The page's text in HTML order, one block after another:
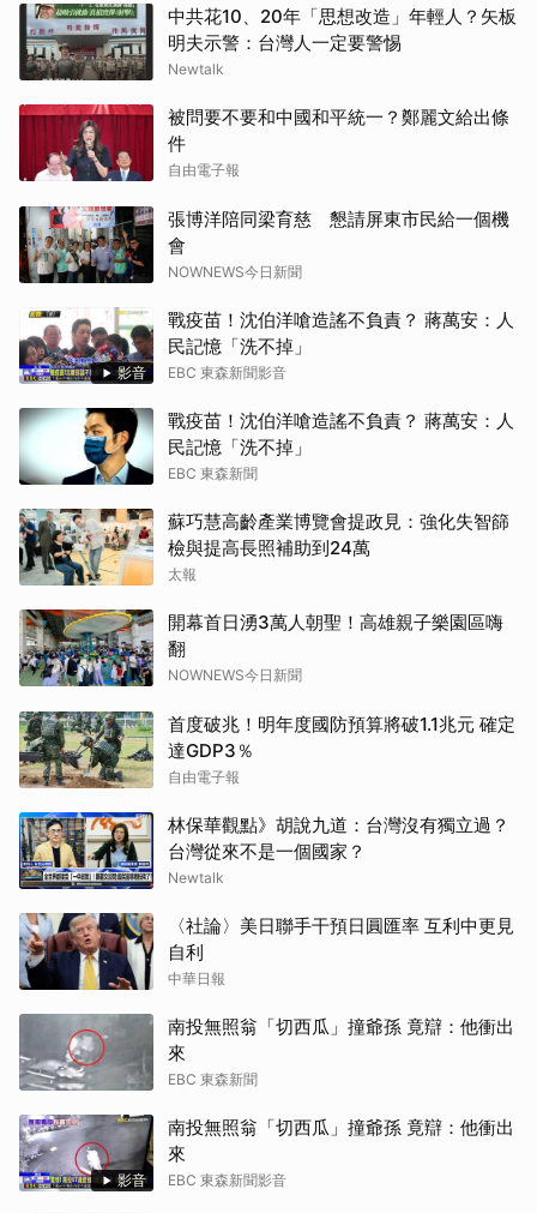
中共花10、20年「思想改造」年輕人？矢板
明夫示警：台灣人一定要警惕
Newtalk
被問要不要和中國和平統一？鄭麗文給出條
件
自由電子報
張博洋陪同梁育慈 懇請屏東市民給一個機
會
NOWNEWS今日新聞
影音
戰疫苗！沈伯洋嗆造謠不負責？ 蔣萬安：人
民記憶「洗不掉」
EBC 東森新聞影音
戰疫苗！沈伯洋嗆造謠不負責？ 蔣萬安：人
民記憶「洗不掉」
EBC 東森新聞
蘇巧慧高齡產業博覽會提政見：強化失智篩
檢與提高長照補助到24萬
太報
開幕首日湧3萬人朝聖！高雄親子樂園區嗨
翻
NOWNEWS今日新聞
首度破兆！明年度國防預算將破1.1兆元 確定
達GDP3％
自由電子報
林保華觀點》胡說九道：台灣沒有獨立過？
台灣從來不是一個國家？
Newtalk
〈社論〉美日聯手干預日圓匯率 互利中更見
自利
中華日報
南投無照翁「切西瓜」撞爺孫 竟辯：他衝出
來
EBC 東森新聞
影音
南投無照翁「切西瓜」撞爺孫 竟辯：他衝出
來
EBC 東森新聞影音